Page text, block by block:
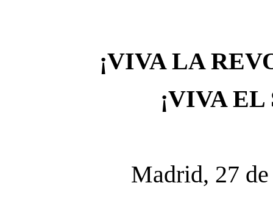
¡VIVA LA
¡VIVA
Madrid, 27